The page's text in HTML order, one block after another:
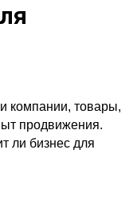
компании, товары,
продвижения.
ли бизнес для